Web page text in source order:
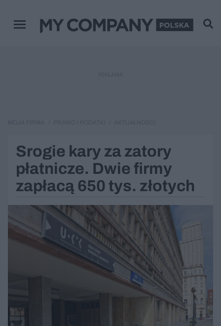
Menu główne
Srogie kary za zatory
płatnicze. Dwie firmy
zapłacą 650 tys. złotych